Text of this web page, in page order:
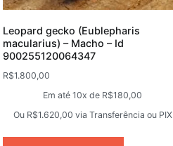
Leopard gecko (Eublepharis
macularius) – Macho – Id
900255120064347
R$1.800,00
Em até 10x de R$180,00
Ou R$1.620,00 via Transferência ou PIX